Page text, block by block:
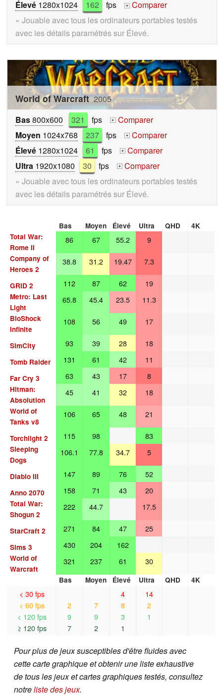
Élevé 1280x1024 162 fps +
Comparer
» Jouable avec tous les ordinateurs portables testés
avec les détails paramétrés sur Élevé.
World of Warcraft 2005
Bas800x600 321 fps + Comparer
Moyen 1024x768 237 fps +
Comparer
Élevé 1280x1024 61 fps +
Comparer
Ultra 1920x1080 30 fps +
Comparer
» Jouable avec tous les ordinateurs portables testés
avec les détails paramétrés sur Élevé.
Bas Moyen Élevé Ultra QHD
4K
Total War:
Rome II
86 67 55.2 9
Company of
Heroes 2
38.8 31.2 19.47 7.3
GRID 2 112 87 62 19
Metro: Last
Light
65.8 45.4 23.5 11.3
BioShock
Infinite
108 56 49 17
SimCity 93 39 28 18
Tomb Raider 131 61 42 11
Far Cry 3 63 43 17 8
Hitman:
Absolution
45 41 32 18
World of
Tanks v8
106 65 48 21
Torchlight 2 115 98 83
Sleeping
Dogs
106.1 77.8 34.7 5
Diablo III 147 89 76 52
Anno 2070 158 71 43 20
Total War:
Shogun 2
222 44.7 17.5
StarCraft 2 271 84 47 25
Sims 3 430 204 162
World of
Warcraft
321 237 61 30
Bas Moyen Élevé Ultra QHD 4K
< 30 fps
< 60 fps
< 120 fps
≥ 120 fps
2
9
7
7
9
2
4
8
3
1
14
2
1
Pour plus de jeux susceptibles d'être fluides avec
cette carte graphique et obtenir une liste exhaustive
de tous les jeux et cartes graphiques testés, consultez
notreliste des jeux.